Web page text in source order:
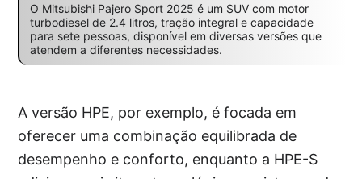
O Mitsubishi Pajero Sport 2025 é um SUV com motor
turbodiesel de 2.4 litros, tração integral e capacidade
para sete pessoas, disponível em diversas versões que
atendem a diferentes necessidades.
A versão HPE, por exemplo, é focada em
oferecer uma combinação equilibrada de
desempenho e conforto, enquanto a HPE-S